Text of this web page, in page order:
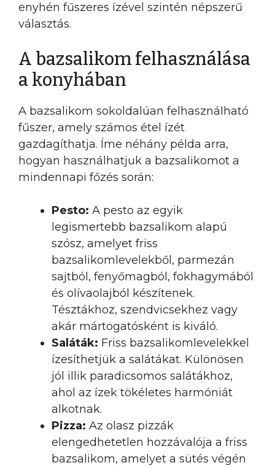
enyhén fűszeres ízével szintén népszerű
választás.
A bazsalikom felhasználása
a konyhában
A bazsalikom sokoldalúan felhasználható
fűszer, amely számos étel ízét
gazdagíthatja. Íme néhány példa arra,
hogyan használhatjuk a bazsalikomot a
mindennapi főzés során:
Pesto: A pesto az egyik
legismertebb bazsalikom alapú
szósz, amelyet friss
bazsalikomlevelekből, parmezán
sajtból, fenyőmagból, fokhagymából
és olívaolajból készítenek.
Tésztákhoz, szendvicsekhez vagy
akár mártogatósként is kiváló.
Saláták: Friss bazsalikomlevelekkel
ízesíthetjük a salátákat. Különösen
jól illik paradicsomos salátákhoz,
ahol az ízek tökéletes harmóniát
alkotnak.
Pizza: Az olasz pizzák
elengedhetetlen hozzávalója a friss
bazsalikom, amelyet a sütés végén